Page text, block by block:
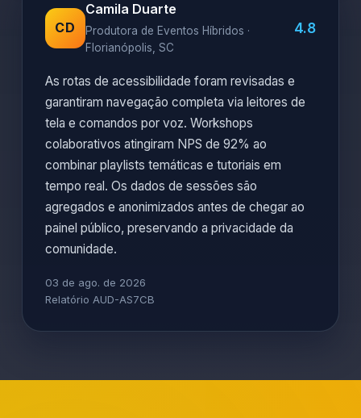
CD
Camila Duarte
Produtora de Eventos Híbridos ·
Florianópolis, SC
4.8
As rotas de acessibilidade foram revisadas e
garantiram navegação completa via leitores de
tela e comandos por voz. Workshops
colaborativos atingiram NPS de 92% ao
combinar playlists temáticas e tutoriais em
tempo real. Os dados de sessões são
agregados e anonimizados antes de chegar ao
painel público, preservando a privacidade da
comunidade.
03 de ago. de 2026
Relatório AUD-AS7CB